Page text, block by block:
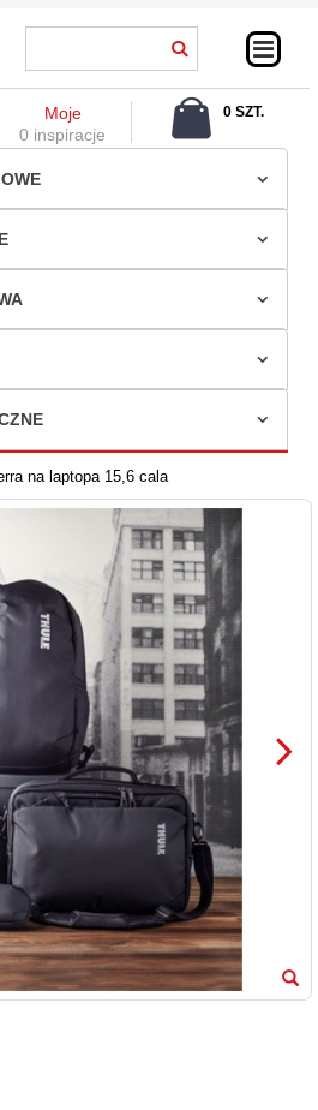
Moje
0 inspiracje
0 SZT.
na laptopa 15,6 cala